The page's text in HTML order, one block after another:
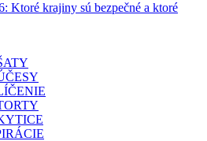
Ktoré krajiny sú bezpečné a ktoré